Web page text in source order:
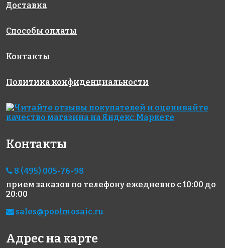
Antislip
4600 руб./м²
на сетке
Grey Glossy
Black Matt
Доставка
Способы оплаты
Контакты
Политика конфиденциальности
Контакты
8 (495) 005-76-98
прием заказов по телефону ежедневно с 10:00 до
20:00
sales@poolmosaic.ru
Адрес на карте